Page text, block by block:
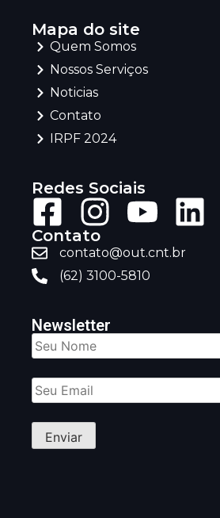
Mapa do site
Quem Somos
Nossos Serviços
Noticias
Contato
IRPF 2024
Redes Sociais
Contato
contato@out.cnt.br
(62) 3100-5810
Newsletter